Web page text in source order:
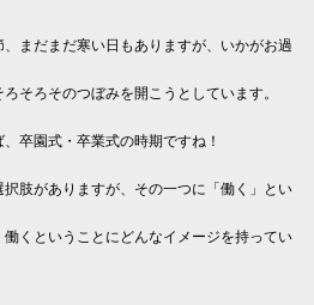
まだまだ寒い日もありますが、いかがお過
そろそのつぼみを開こうとしています。
卒園式・卒業式の時期ですね！
肢がありますが、その一つに「働く」とい
くということにどんなイメージを持ってい